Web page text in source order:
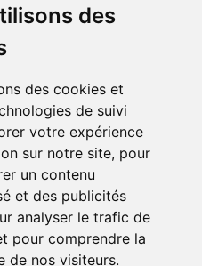
des
des cookies et
de suivi
votre expérience
sur notre site, pour
un contenu
et des publicités
analyser le trafic de
pour comprendre la
de nos visiteurs.
Mode de livraison